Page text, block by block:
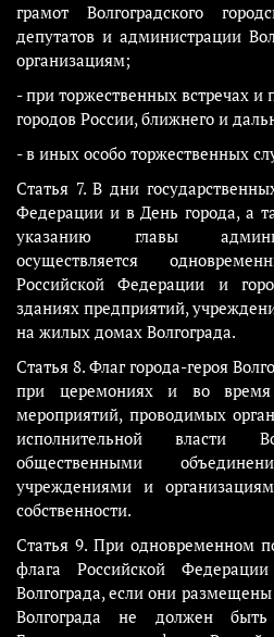
грамот Волгоградского
депутатов и администрации
организациям;
- при торжественных встречах и
городов России, ближнего и
- в иных особо торжественных
Статья 7. В дни
Федерации и в День города, а
указанию главы
осуществляется
Российской Федерации и
зданиях предприятий,
на жилых домах Волгограда.
Статья 8. Флаг города-героя
при церемониях и во время
мероприятий, проводимых
исполнительной власти
общественными
учреждениями и
собственности.
Статья 9. При одновременном
флага Российской
Волгограда, если они
Волгограда не должен